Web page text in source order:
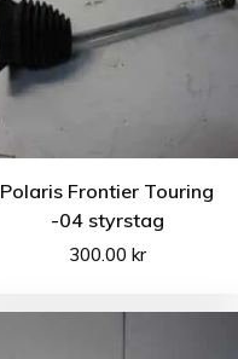
Polaris Frontier Touring
-04 styrstag
300.00 kr